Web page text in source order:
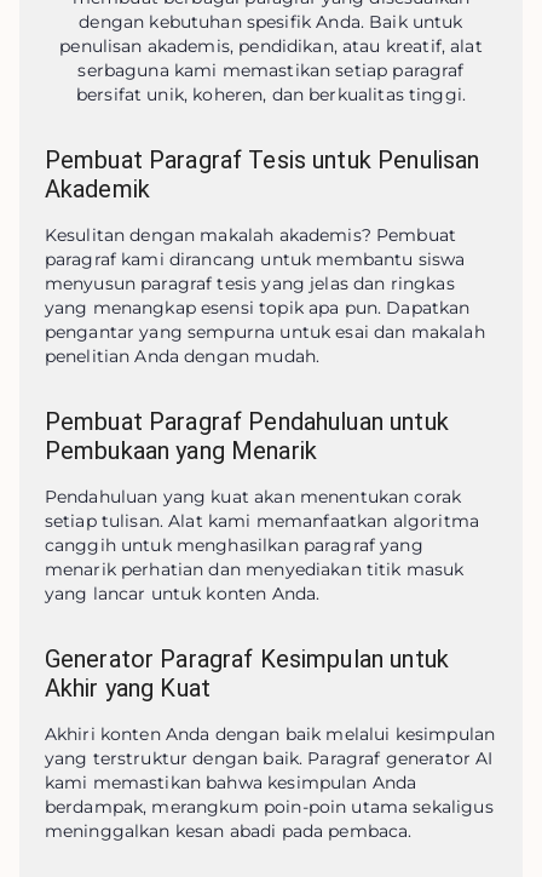
dengan kebutuhan spesifik Anda. Baik untuk
penulisan akademis, pendidikan, atau kreatif, alat
serbaguna kami memastikan setiap paragraf
bersifat unik, koheren, dan berkualitas tinggi.
Pembuat Paragraf Tesis untuk Penulisan
Akademik
Kesulitan dengan makalah akademis? Pembuat
paragraf kami dirancang untuk membantu siswa
menyusun paragraf tesis yang jelas dan ringkas
yang menangkap esensi topik apa pun. Dapatkan
pengantar yang sempurna untuk esai dan makalah
penelitian Anda dengan mudah.
Pembuat Paragraf Pendahuluan untuk
Pembukaan yang Menarik
Pendahuluan yang kuat akan menentukan corak
setiap tulisan. Alat kami memanfaatkan algoritma
canggih untuk menghasilkan paragraf yang
menarik perhatian dan menyediakan titik masuk
yang lancar untuk konten Anda.
Generator Paragraf Kesimpulan untuk
Akhir yang Kuat
Akhiri konten Anda dengan baik melalui kesimpulan
yang terstruktur dengan baik. Paragraf generator AI
kami memastikan bahwa kesimpulan Anda
berdampak, merangkum poin-poin utama sekaligus
meninggalkan kesan abadi pada pembaca.